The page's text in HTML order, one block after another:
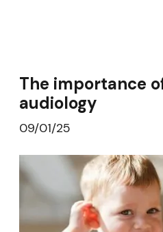
The importance
audiology
09/01/25